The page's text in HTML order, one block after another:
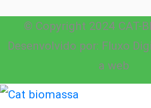
© Copyright 2024 CAT-
Desenvolvido por: Fluxo
a web